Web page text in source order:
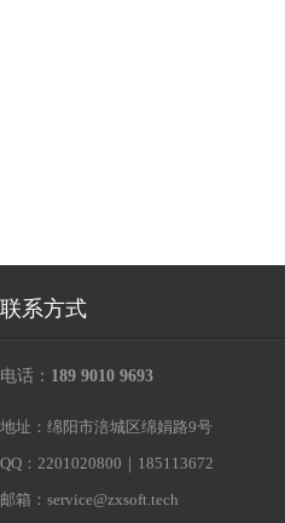
联系方式
电话： 189 9010 9693
地址：绵阳市涪城区绵娟路9号
QQ：2201020800｜185113672
邮箱： service@zxsoft.tech